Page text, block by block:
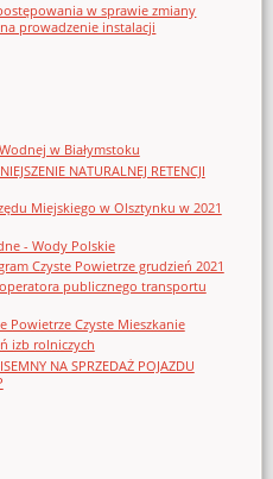
w sprawie zmiany
prowadzenie instalacji
w Białymstoku
NATURALNEJ RETENCJI
Miejskiego w Olsztynku w 2021
- Wody Polskie
Czyste Powietrze grudzień 2021
publicznego transportu
Powietrze Czyste Mieszkanie
izb rolniczych
NA SPRZEDAŻ POJAZDU